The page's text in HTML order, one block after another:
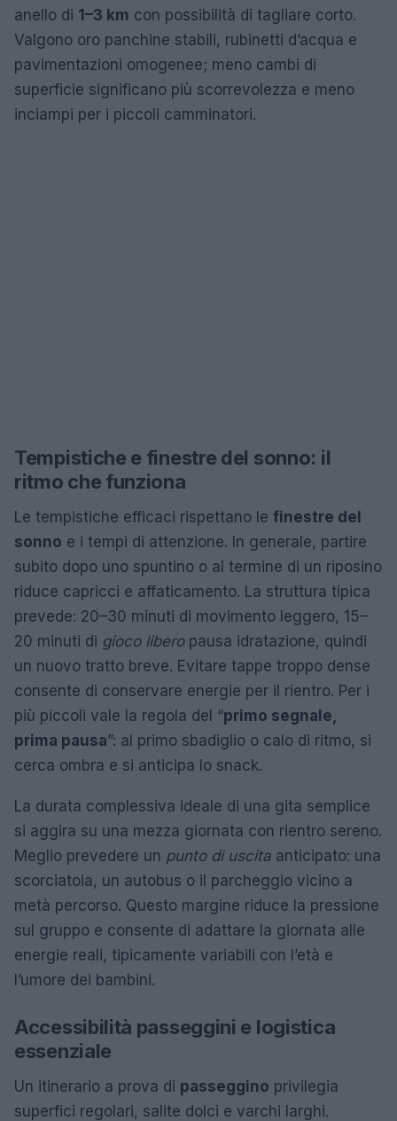
anello di 1–3 km con possibilità di tagliare corto.
Valgono oro panchine stabili, rubinetti d’acqua e
pavimentazioni omogenee; meno cambi di
superficie significano più scorrevolezza e meno
inciampi per i piccoli camminatori.
Tempistiche e finestre del sonno: il
ritmo che funziona
Le tempistiche efficaci rispettano le finestre del
sonno e i tempi di attenzione. In generale, partire
subito dopo uno spuntino o al termine di un riposino
riduce capricci e affaticamento. La struttura tipica
prevede: 20–30 minuti di movimento leggero, 15–
20 minuti di gioco liberopausa idratazione, quindi
un nuovo tratto breve. Evitare tappe troppo dense
consente di conservare energie per il rientro. Per i
più piccoli vale la regola del “primo segnale,
prima pausa”: al primo sbadiglio o calo di ritmo, si
cerca ombra e si anticipa lo snack.
La durata complessiva ideale di una gita semplice
si aggira su una mezza giornata con rientro sereno.
Meglio prevedere un punto di uscita anticipato: una
scorciatoia, un autobus o il parcheggio vicino a
metà percorso. Questo margine riduce la pressione
sul gruppo e consente di adattare la giornata alle
energie reali, tipicamente variabili con l’età e
l’umore dei bambini.
Accessibilità passeggini e logistica
essenziale
Un itinerario a prova di passeggino privilegia
superfici regolari, salite dolci e varchi larghi.